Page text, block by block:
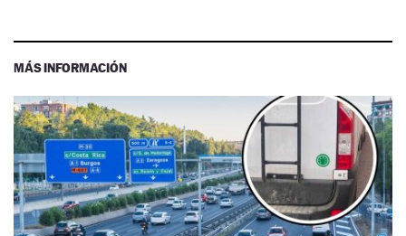
MÁS INFORMACIÓN